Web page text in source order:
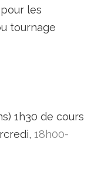
pour les
tournage
1h30 de cours
18h00-